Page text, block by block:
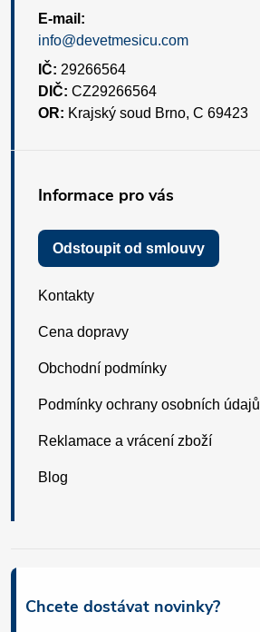
E-mail:
info@devetmesicu.com
IČ: 29266564
DIČ: CZ29266564
OR: Krajský soud Brno, C 69423
Informace pro vás
Odstoupit od smlouvy
Kontakty
Cena dopravy
Obchodní podmínky
Podmínky ochrany osobních údajů
Reklamace a vrácení zboží
Blog
Chcete dostávat novinky?